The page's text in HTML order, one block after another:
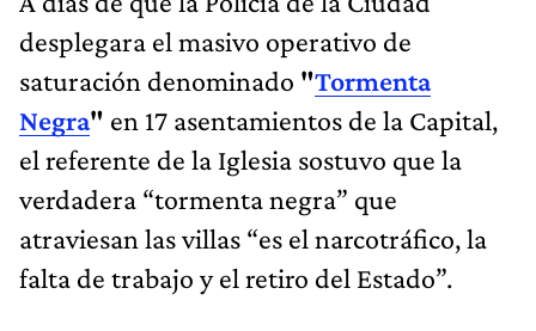
desplegara el masivo operativo de
saturación denominado "Tormenta
Negra" en 17 asentamientos de la Capital,
el referente de la Iglesia sostuvo que la
verdadera “tormenta negra” que
atraviesan las villas “es el narcotráfico, la
falta de trabajo y el retiro del Estado”.